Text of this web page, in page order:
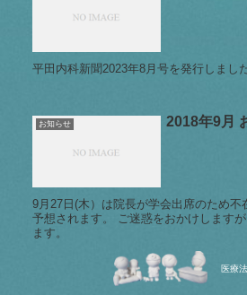
平田内科新聞2023年8月号を発行しました
お知らせ 2018年9月
9月27日(木）は院長が学会出席のため不
予想されます。 ご迷惑をおかけします
ます。
2020年-
医療